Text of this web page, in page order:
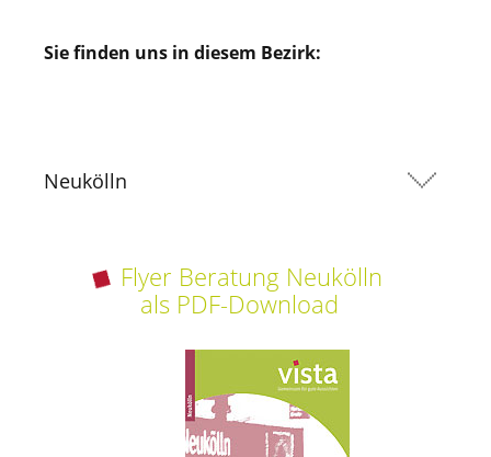
Sie finden uns in diesem Bezirk:
Neukölln
Flyer Beratung Neukölln
als PDF-Download